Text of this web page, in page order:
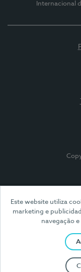
Este website utiliza
marketing e
navegação
Internacional